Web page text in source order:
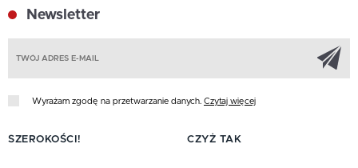
Newsletter
Wyrażam zgodę na przetwarzanie danych. Czytaj więcej
SZEROKOŚCI! CZYŻ TAK